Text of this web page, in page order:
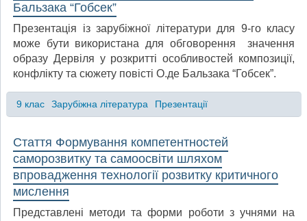
Бальзака “Гобсек”
Презентація із зарубіжної літератури для 9-го класу
може бути використана для обговорення значення
образу Дервіля у розкритті особливостей композиції,
конфлікту та сюжету повісті О.де Бальзака “Гобсек”.
9 клас Зарубіжна література Презентації
Стаття Формування компетентностей
саморозвитку та самоосвіти шляхом
впровадження технології розвитку критичного
мислення
Представлені методи та форми роботи з учнями на